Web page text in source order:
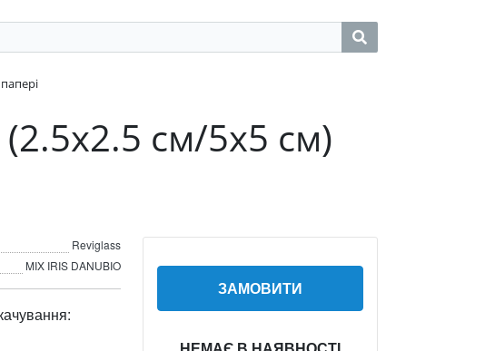
см/5х5 см)
Reviglass
MIX IRIS DANUBIO
ЗАМОВИТИ